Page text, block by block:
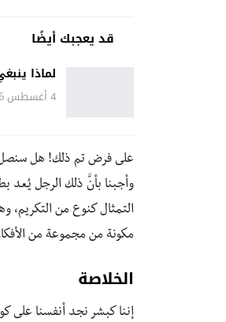
قد يعجبك أيضًا
لماذا
4 أغسطس 2026
على فرض تم ذلك! هل سنصل
وأجبنا بأنَّ ذلك الرجل يُعد
التمثال كنوع من
مكونة من مجموعة من
الخلاصة
إننا كبشر نجد أنفسنا على